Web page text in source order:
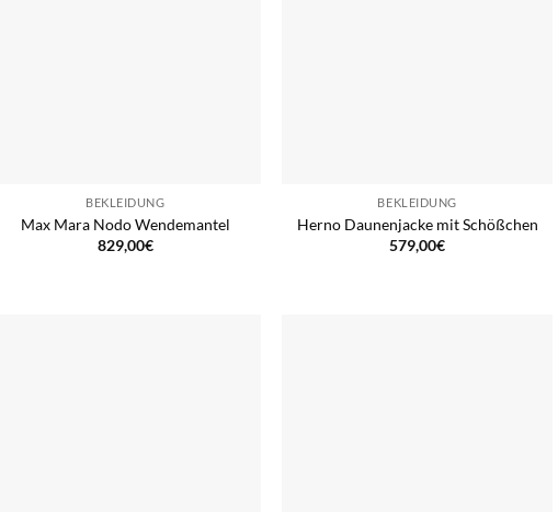
BEKLEIDUNG
Max Mara Nodo Wendemantel
829,00€
BEKLEIDUNG
Herno Daunenjacke mit Schößchen
579,00€